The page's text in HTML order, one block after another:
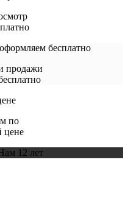
продажи
по
цене
12 лет